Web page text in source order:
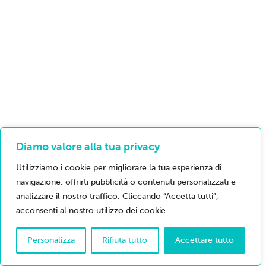
Diamo valore alla tua privacy
Utilizziamo i cookie per migliorare la tua esperienza di
navigazione, offrirti pubblicità o contenuti personalizzati e
analizzare il nostro traffico. Cliccando “Accetta tutti”,
acconsenti al nostro utilizzo dei cookie.
Personalizza Rifiuta tutto Accettare tutto